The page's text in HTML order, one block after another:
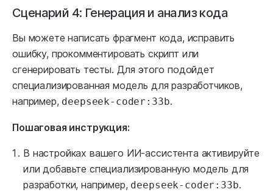
Сценарий 4: Генерация и анализ кода
Вы можете написать фрагмент кода, исправить
ошибку, прокомментировать скрипт или
сгенерировать тесты. Для этого подойдет
специализированная модель для разработчиков,
например, deepseek-coder:33b.
Пошаговая инструкция:
В настройках вашего ИИ-ассистента активируйте
или добавьте специализированную модель для
разработки, например, deepseek-coder:33b.